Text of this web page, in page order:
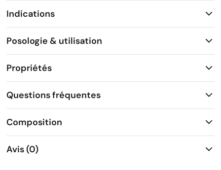
Indications
Posologie & utilisation
Propriétés
Questions fréquentes
Composition
Avis (0)